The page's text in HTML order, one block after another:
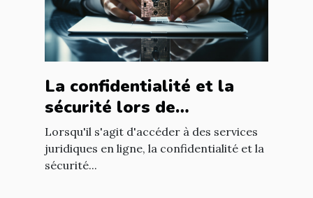
La confidentialité et la
sécurité lors de
l'utilisation d'un avocat en
ligne
Lorsqu'il s'agit d'accéder à des services
juridiques en ligne, la confidentialité et la
sécurité...